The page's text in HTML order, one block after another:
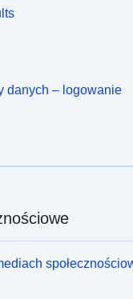
danych – logowanie